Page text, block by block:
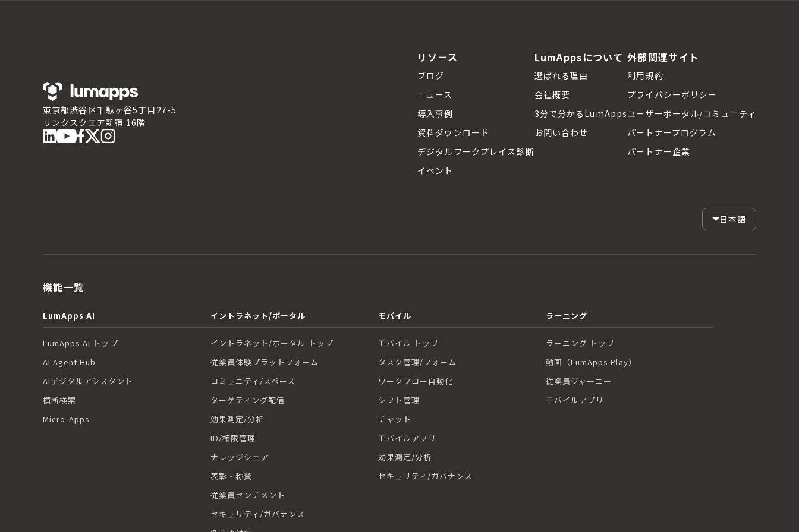
東京都渋谷区千駄ヶ谷5丁目27-5
リンクスクエア新宿 16階
リソース
ブログ
ニュース
導入事例
資料ダウンロード
デジタルワークプレイス診断
イベント
LumAppsについて
選ばれる理由
会社概要
3分で分かるLumApps
お問い合わせ
外部関連サイト
利用規約
プライバシーポリシー
ユーザーポータル/コミュニティ
パートナープログラム
パートナー企業
日本語
機能一覧
LumApps AI
LumApps AI トップ
AI Agent Hub
AIデジタルアシスタント
横断検索
Micro-Apps
イントラネット/ポータル
イントラネット/ポータル トップ
従業員体験プラットフォーム
コミュニティ/スペース
ターゲティング配信
効果測定/分析
ID/権限管理
ナレッジシェア
表彰・称賛
従業員センチメント
セキュリティ/ガバナンス
モバイル
モバイル トップ
タスク管理/フォーム
ワークフロー自動化
シフト管理
チャット
モバイルアプリ
効果測定/分析
セキュリティ/ガバナンス
ラーニング
ラーニング トップ
動画（LumApps Play）
従業員ジャーニー
モバイルアプリ